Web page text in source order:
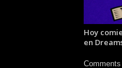
Hoy
en
Comments